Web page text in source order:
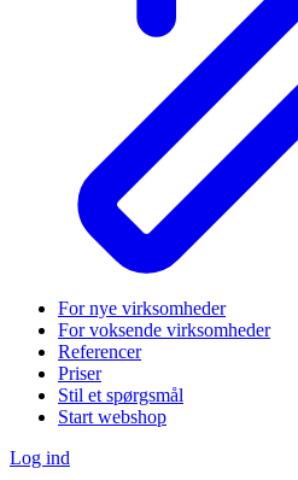
For nye virksomheder
For voksende virksomheder
Referencer
Priser
Stil et spørgsmål
Start webshop
Log ind